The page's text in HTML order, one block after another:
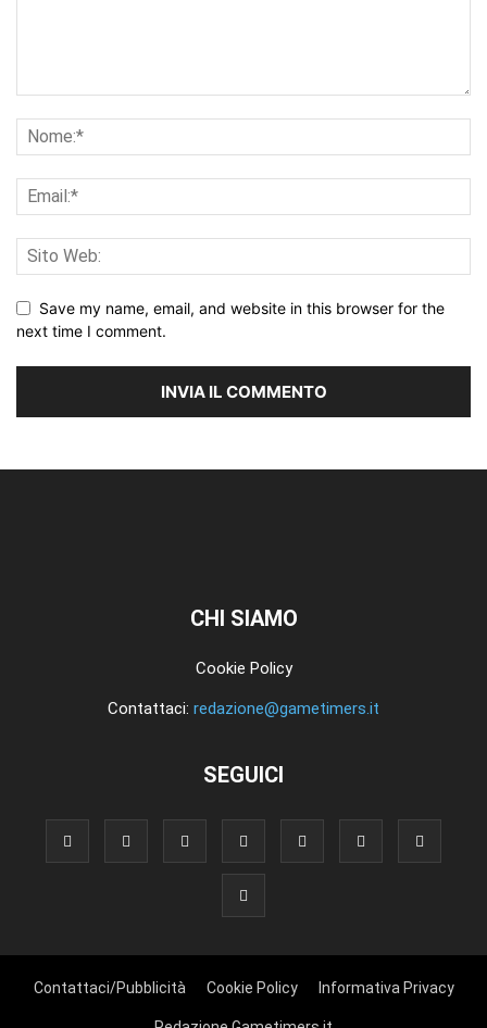
Save my name, email, and website in this browser for the
next time I comment.
CHI SIAMO
Cookie Policy
Contattaci: redazione@gametimers.it
SEGUICI
Contattaci/Pubblicità Cookie Policy Informativa Privacy